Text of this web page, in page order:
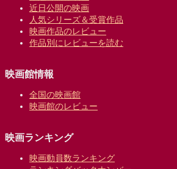
近日公開の映画
人気シリーズ＆受賞作品
映画作品のレビュー
作品別にレビューを読む
映画館情報
全国の映画館
映画館のレビュー
映画ランキング
映画動員数ランキング